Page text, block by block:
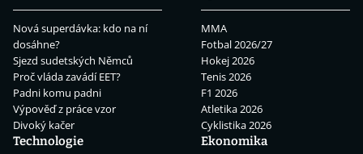
Nová superdávka: kdo na ní
dosáhne?
Sjezd sudetských Němců
Proč vláda zavádí EET?
Padni komu padni
Výpověď z práce vzor
Divoký kačer
MMA
Fotbal 2026/27
Hokej 2026
Tenis 2026
F1 2026
Atletika 2026
Cyklistika 2026
Technologie
Ekonomika